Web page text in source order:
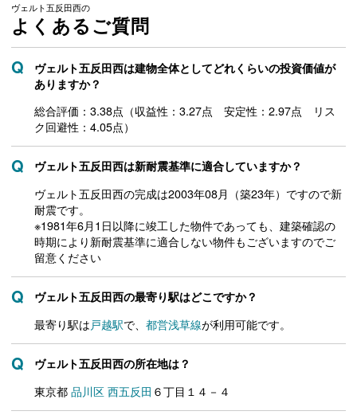
ヴェルト五反田西の
よくあるご質問
ヴェルト五反田西は建物全体としてどれくらいの投資価値が
ありますか？
総合評価：3.38点（収益性：3.27点 安定性：2.97点 リス
ク回避性：4.05点）
ヴェルト五反田西は新耐震基準に適合していますか？
ヴェルト五反田西の完成は2003年08月（築23年）ですので新
耐震です。
※1981年6月1日以降に竣工した物件であっても、建築確認の
時期により新耐震基準に適合しない物件もございますのでご
留意ください
ヴェルト五反田西の最寄り駅はどこですか？
最寄り駅は 戸越駅で、 都営浅草線が利用可能です。
ヴェルト五反田西の所在地は？
東京都 品川区 西五反田 ６丁目１４－４